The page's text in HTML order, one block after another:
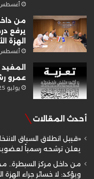
أغسطس 6,
من
يرفع
الهزة
أغسطس 3,
عمرو
يوليو 25, 2026
أحدث المقالات
«قبيل انطلاق السباق
يعلن ترشحه رسمياً
من داخل مركز السيطرة..
ويؤكد: لا خسائر جراء الهزة